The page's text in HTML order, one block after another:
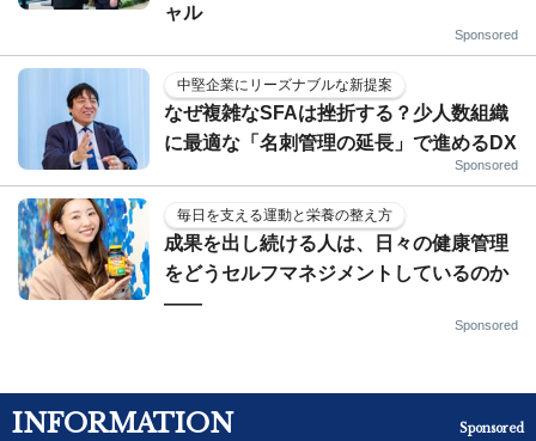
ャル
Sponsored
中堅企業にリーズナブルな新提案
なぜ複雑なSFAは挫折する？少人数組織
に最適な「名刺管理の延長」で進めるDX
Sponsored
毎日を支える運動と栄養の整え方
成果を出し続ける人は、日々の健康管理
をどうセルフマネジメントしているのか
——
Sponsored
INFORMATION Sponsored